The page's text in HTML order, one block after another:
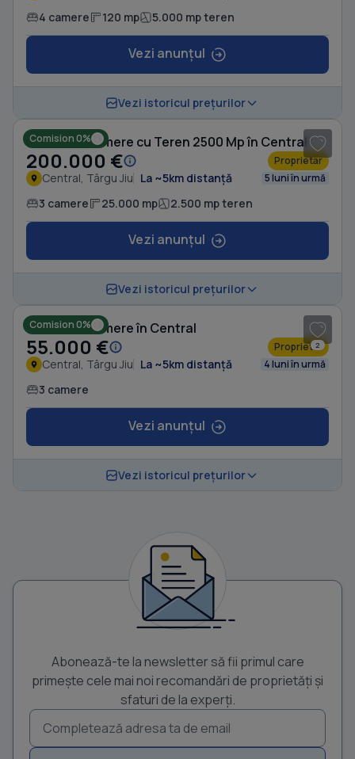
4 camere 120 mp 5.000 mp teren
Vezi anunțul
Vezi istoricul prețurilor
Comision 0%
Casă cu 3 camere cu Teren 2500 Mp în Central
200.000 € Proprietar
Central, Târgu Jiu La ~5km distanță 5 luni în urmă
3 camere 25.000 mp 2.500 mp teren
Vezi anunțul
Vezi istoricul prețurilor
2
Comision 0%
Casă cu 3 camere în Central
55.000 € Proprietar
Central, Târgu Jiu La ~5km distanță 4 luni în urmă
3 camere
Vezi anunțul
Vezi istoricul prețurilor
Abonează-te la newsletter să fii primul care
primește cele mai noi recomandări de proprietăți și
sfaturi de la experți.